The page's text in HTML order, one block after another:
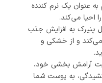
به عنوان یک نرم کننده
احیا می‌کند.
پنیرک به افزایش جذب
و از خشکی و
آرامش بخشی خود،
به پوست شما